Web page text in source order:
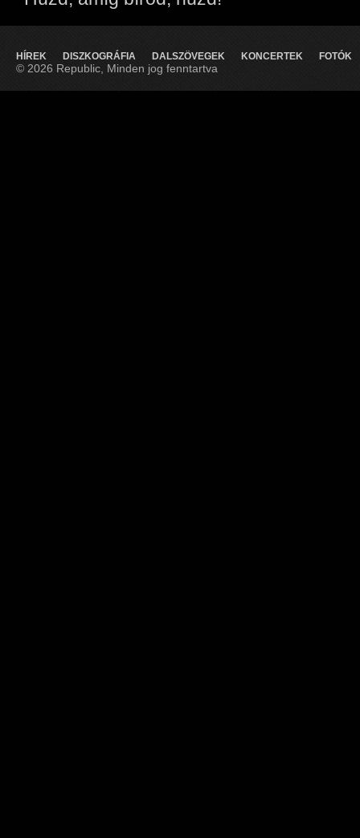
HÍREK DISZKOGRÁFIA DALSZÖVEGEK KONCERTEK FOTÓK
© 2026 Republic, Minden jog fenntartva